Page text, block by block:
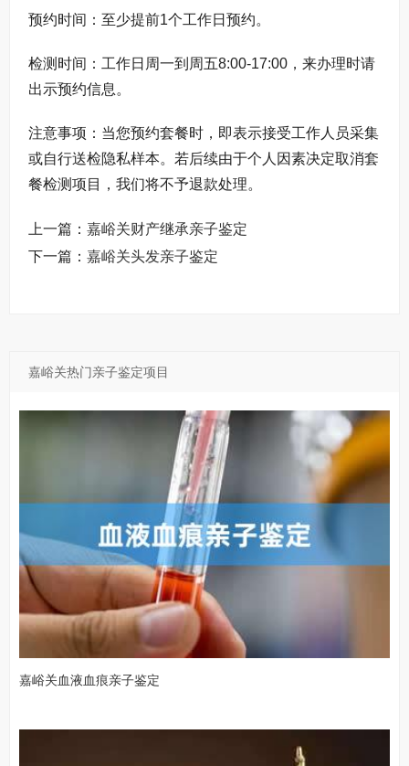
预约时间：至少提前1个工作日预约。
检测时间：工作日周一到周五8:00-17:00，来办理时请
出示预约信息。
注意事项：当您预约套餐时，即表示接受工作人员采集
或自行送检隐私样本。若后续由于个人因素决定取消套
餐检测项目，我们将不予退款处理。
上一篇： 嘉峪关财产继承亲子鉴定
下一篇： 嘉峪关头发亲子鉴定
嘉峪关热门亲子鉴定项目
嘉峪关血液血痕亲子鉴定